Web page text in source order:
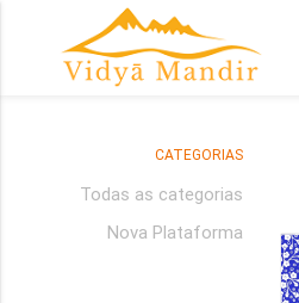
CATEGORIAS
Todas as categorias
Nova Plataforma